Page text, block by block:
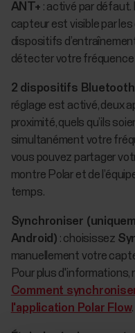
ANT+ : activé par
capteur est visible par
dispositifs
détecter votre fréquence
2 dispositifs Bluetooth
réglage est activé, deux
proximité, quels qu’ils
simultanément votre
vous pouvez partager
montre Polar et de
temps.
Synchroniser
Android) : choisissez
manuellement votre
Pour plus d'informations,
Comment
l'application Polar Flow.